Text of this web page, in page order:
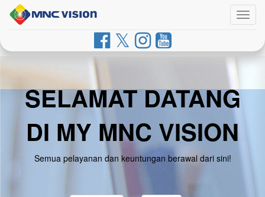
SELAMAT DATANG
DI MY MNC VISION
Semua pelayanan dan keuntungan berawal dari sini!